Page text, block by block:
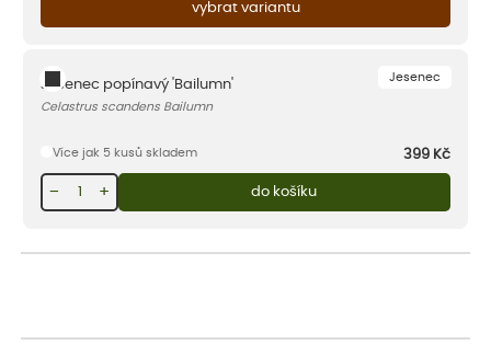
vybrat variantu
Jesenec
Jesenec popínavý 'Bailumn'
Celastrus scandens Bailumn
Více jak 5 kusů skladem 399 Kč
+
− do košíku